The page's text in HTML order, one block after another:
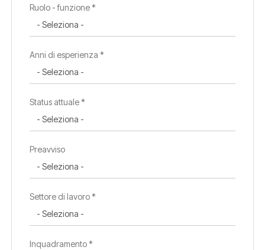
Ruolo - funzione *
Anni di esperienza *
Status attuale *
Preavviso
Settore di lavoro *
Inquadramento *